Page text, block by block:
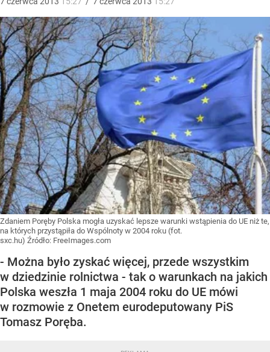
Zdaniem Poręby Polska mogła uzyskać lepsze warunki wstąpienia do UE niż te,
na których przystąpiła do Wspólnoty w 2004 roku (fot.
sxc.hu) Źródło: FreeImages.com
- Można było zyskać więcej, przede wszystkim
w dziedzinie rolnictwa - tak o warunkach na jakich
Polska weszła 1 maja 2004 roku do UE mówi
w rozmowie z Onetem eurodeputowany PiS
Tomasz Poręba.